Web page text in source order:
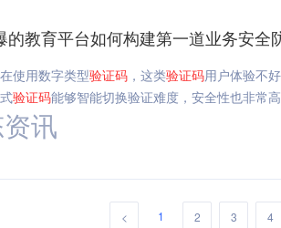
的教育平台如何构建第一道业务安全
使用数字类型验证码 ，这类验证码用户体验不
验证码能够智能切换验证难度，安全性也非常
讯
< 1 2 3 4